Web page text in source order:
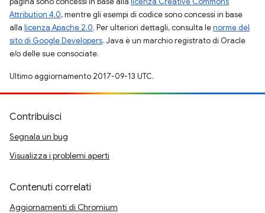
Attribution 4.0, mentre gli esempi di codice sono concessi in base
alla licenza Apache 2.0. Per ulteriori dettagli, consulta lenorme del
sito di Google Developers. Java è un marchio registrato di Oracle
e/o delle sue consociate.
Ultimo aggiornamento 2017-09-13 UTC.
Contribuisci
Segnala un bug
Visualizza i problemi aperti
Contenuti correlati
Aggiornamenti di Chromium